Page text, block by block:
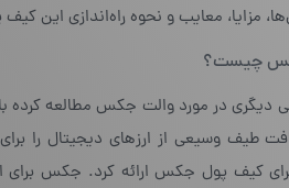
مزایا، معایب و نحوه راه‌اندازی این
چیست؟
طیف وسیعی از ارزهای دیجیتال را